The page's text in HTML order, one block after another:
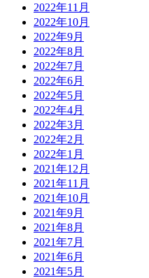
2022年11月
2022年10月
2022年9月
2022年8月
2022年7月
2022年6月
2022年5月
2022年4月
2022年3月
2022年2月
2022年1月
2021年12月
2021年11月
2021年10月
2021年9月
2021年8月
2021年7月
2021年6月
2021年5月